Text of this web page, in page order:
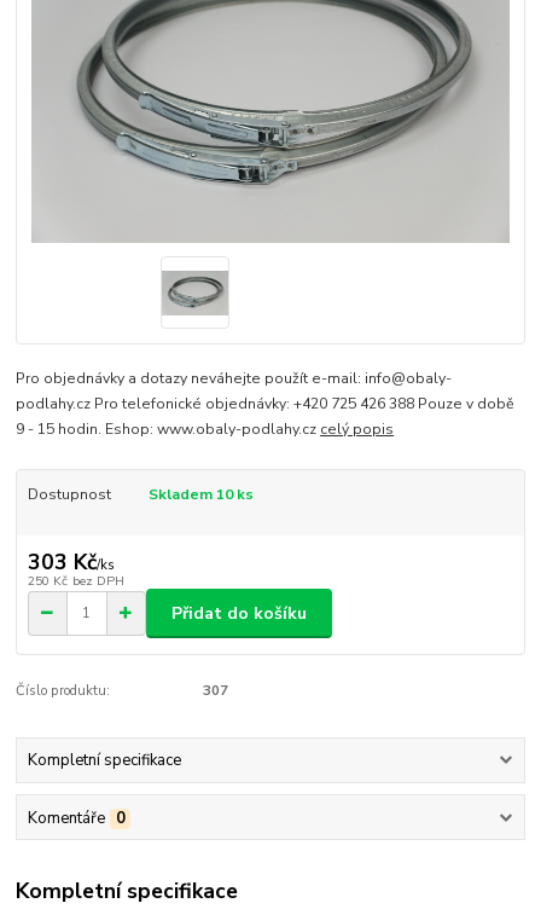
Pro objednávky a dotazy neváhejte použít e-mail: info@obaly-
podlahy.cz Pro telefonické objednávky: +420 725 426 388 Pouze v době
9 - 15 hodin. Eshop: www.obaly-podlahy.cz celý popis
Dostupnost Skladem 10 ks
303 Kč/ks
250 Kč bez DPH
Přidat do košíku
Číslo produktu: 307
Kompletní specifikace
Komentáře 0
Kompletní specifikace